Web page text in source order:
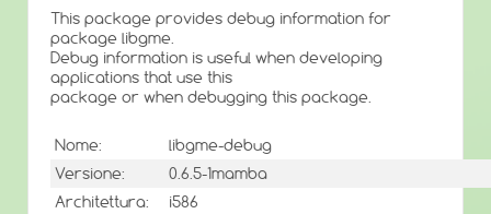
This package provides debug information for
package libgme.
Debug information is useful when developing
applications that use this
package or when debugging this package.
Nome:
libgme-debug
Versione:
0.6.5-1mamba
Architettura:
i586